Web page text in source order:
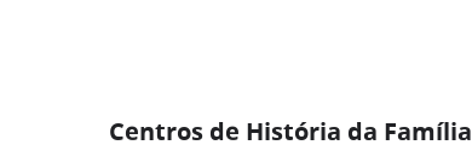
Centros de História da Família